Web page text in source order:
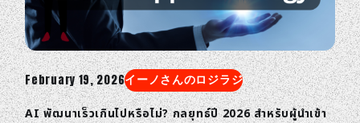
February 19, 2026イーノさんのロジラジ
AI พัฒนาเร็วเกินไปหรือไม่? กลยุทธ์ปี 2026 สำหรับผู้นำเข้า